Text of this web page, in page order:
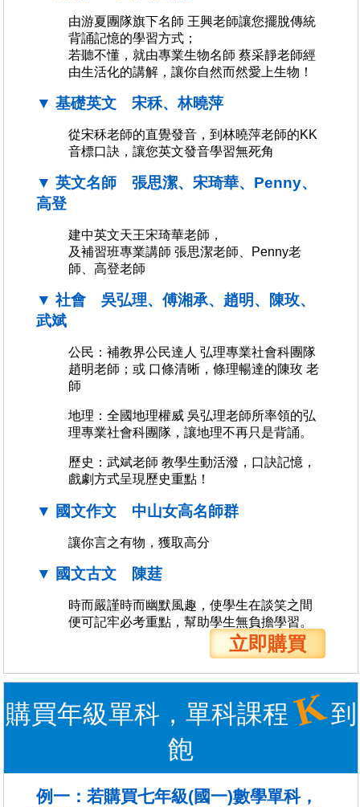
由游夏團隊旗下名師 王興老師讓您擺脫傳統
背誦記憶的學習方式；
若聽不懂，就由專業生物名師 蔡采靜老師經
由生活化的講解，讓你自然而然愛上生物！
▼ 基礎英文 宋秝、林曉萍
從宋秝老師的直覺發音，到林曉萍老師的KK
音標口訣，讓您英文發音學習無死角
▼ 英文名師 張思潔、宋琦華、Penny、
高登
建中英文天王宋琦華老師，
及補習班專業講師 張思潔老師、Penny老
師、高登老師
▼ 社會 吳弘理、傅湘承、趙明、陳玫、
武斌
公民：補教界公民達人 弘理專業社會科團隊
趙明老師；或 口條清晰，條理暢達的陳玫 老
師
地理：全國地理權威 吳弘理老師所率領的弘
理專業社會科團隊，讓地理不再只是背誦。
歷史：武斌老師 教學生動活潑，口訣記憶，
戲劇方式呈現歷史重點！
▼ 國文作文 中山女高名師群
讓你言之有物，獲取高分
▼ 國文古文 陳莛
時而嚴謹時而幽默風趣，使學生在談笑之間
便可記牢必考重點，幫助學生無負擔學習。
立即購買
購買年級單科，單科課程K到
飽
例一：若購買七年級(國一)數學單科，